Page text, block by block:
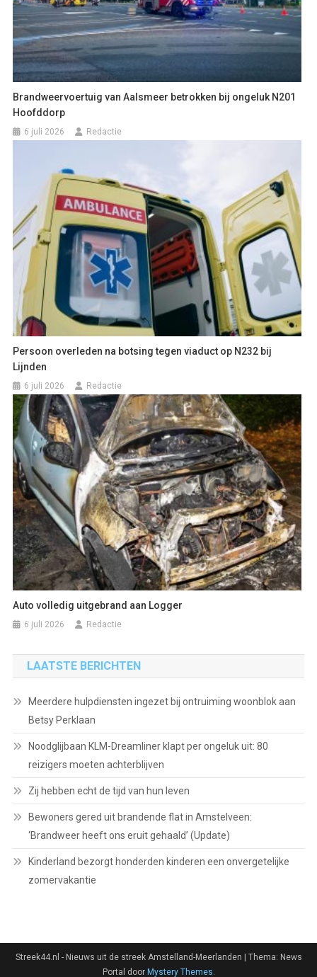
Brandweervoertuig van Aalsmeer betrokken bij ongeluk N201
Hoofddorp
6 juli 2026 Redactie
Persoon overleden na botsing tegen viaduct op N232 bij
Lijnden
6 juli 2026 Redactie
Auto volledig uitgebrand aan Logger
6 juli 2026 Redactie
LAATSTE BERICHTEN
Meerdere hulpdiensten ingezet bij ontruiming woonblok aan
Betsy Perklaan
Noodglijbaan KLM-Dreamliner klapt per ongeluk uit: 80
reizigers moeten achterblijven
Zij hebben echt de tijd van hun leven
Bewoners gered uit brandende flat in Amstelveen:
‘Brandweer heeft ons eruit gehaald’ (Update)
Kinderland bezorgt honderden kinderen een onvergetelijke
zomervakantie
Streek44.nl - Nieuws uit de streek Amstelland-Meerlanden | Thema: News
Portal door Mystery Themes.